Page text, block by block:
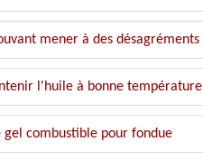
mener à des désagréments
l'huile à bonne température
combustible pour fondue